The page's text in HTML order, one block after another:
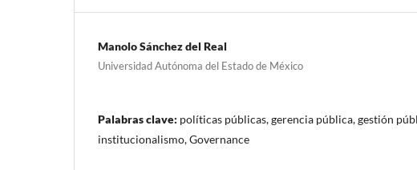
Manolo Sánchez del Real
Universidad Autónoma del Estado de México
Palabras clave: políticas públicas, gerencia pública, gestión
institucionalismo, Governance